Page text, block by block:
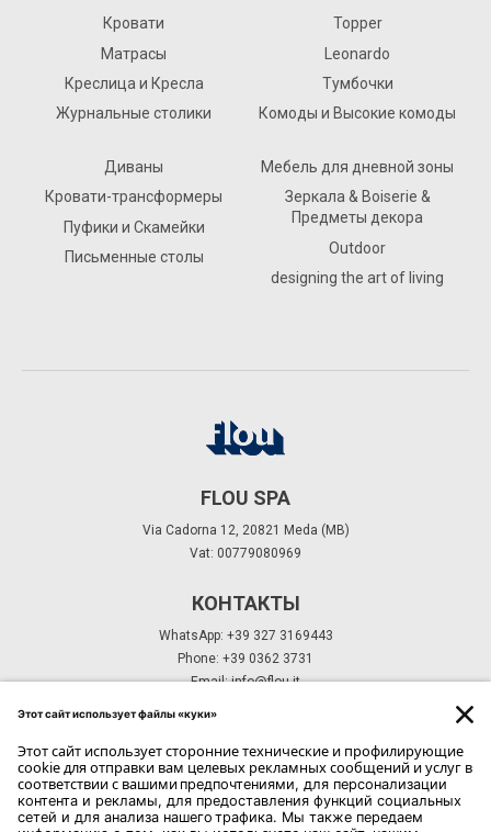
Кровати
Матрасы
Креслица и Кресла
Журнальные столики
Topper
Leonardo
Тумбочки
Комоды и Высокие комоды
Диваны
Кровати-трансформеры
Пуфики и Скамейки
Письменные столы
Мебель для дневной зоны
Зеркала & Boiserie &
Предметы декора
Outdoor
designing the art of living
FLOU SPA
Via Cadorna 12, 20821 Meda (MB)
Vat: 00779080969
КОНТАКТЫ
WhatsApp: +39 327 3169443
Phone: +39 0362 3731
Email:info@flou.it